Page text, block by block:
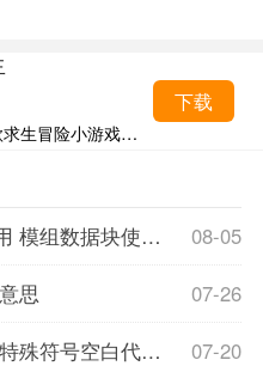
放置木筏求生这款求生冒险小游戏给大家带来全新的体验感，真实的海岛场景，能够快速的融入到游戏当中，还有更多的树木可以自由地去砍伐，大家能够制作出独特的木筏，能够在这...
下载
08-05
据块使用方法攻略
07-26
思
07-20
空白代码怎么弄